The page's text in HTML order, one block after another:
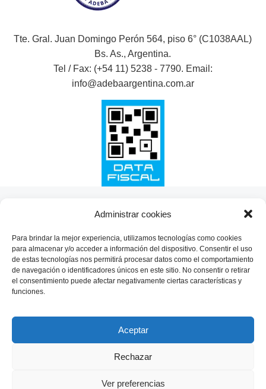
Administrar cookies
Para brindar la mejor experiencia, utilizamos tecnologías como cookies
para almacenar y/o acceder a información del dispositivo. Consentir el uso
de estas tecnologías nos permitirá procesar datos como el comportamiento
de navegación o identificadores únicos en este sitio. No consentir o retirar
el consentimiento puede afectar negativamente ciertas características y
funciones.
Aceptar
Rechazar
Ver preferencias
Tte. Gral. Juan Domingo Perón 564, piso 6° (C1038AAL)
Bs. As., Argentina.
Tel / Fax: (+54 11) 5238 - 7790. Email:
info@adebaargentina.com.ar